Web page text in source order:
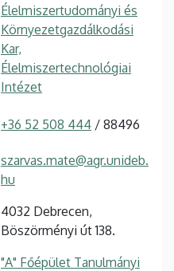
Élelmiszertudományi és
Környezetgazdálkodási
Kar,
Élelmiszertechnológiai
Intézet
+36 52 508 444 / 88496
szarvas.mate@agr.unideb.
hu
4032 Debrecen,
Böszörményi út 138.
"A" Főépület Tanulmányi